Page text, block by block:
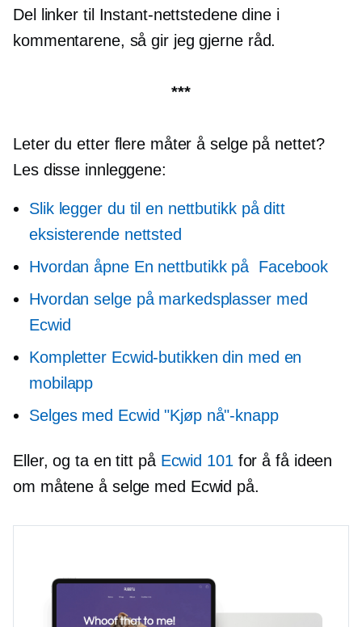
Del linker til Instant-nettstedene dine i
kommentarene, så gir jeg gjerne råd.
***
Leter du etter flere måter å selge på nettet?
Les disse innleggene:
Slik legger du til en nettbutikk på ditt
eksisterende nettsted
Hvordan åpneEn nettbutikk på Facebook
Hvordan selge på markedsplasser med
Ecwid
Kompletter Ecwid-butikken din med en
mobilapp
Selges med Ecwid "Kjøp nå"-knapp
Eller, og ta en titt på Ecwid 101 for å få ideen
om måtene å selge med Ecwid på.